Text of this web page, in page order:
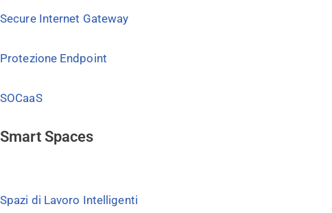
Secure Internet Gateway
Protezione Endpoint
SOCaaS
Smart Spaces
Spazi di Lavoro Intelligenti